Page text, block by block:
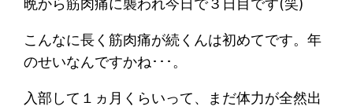
こんなに長く筋肉痛が続くんは初めてです。年
のせいなんですかね･･･。
入部して１ヵ月くらいって、まだ体力が全然出